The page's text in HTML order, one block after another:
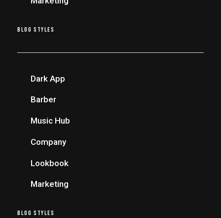
BLOG STYLES
Dark App
Barber
Music Hub
Company
Lookbook
Marketing
BLOG STYLES